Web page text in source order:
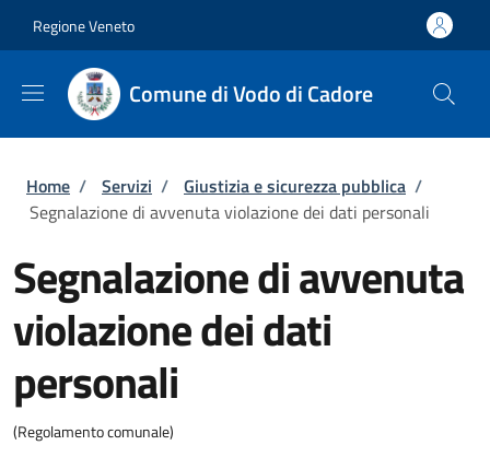
Regione Veneto
Comune di Vodo di Cadore
Briciole di pane
Home / Servizi / Giustizia e sicurezza pubblica /
Segnalazione di avvenuta violazione dei dati personali
Segnalazione di avvenuta
violazione dei dati
personali
(Regolamento comunale)